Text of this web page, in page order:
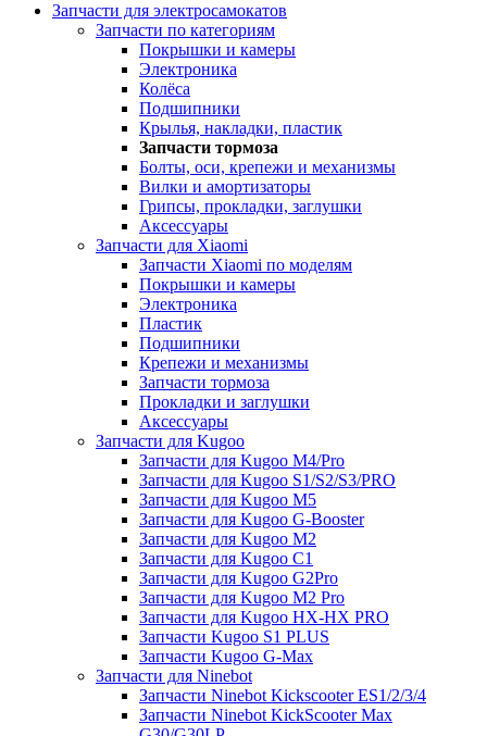
Запчасти для электросамокатов
Запчасти по категориям
Покрышки и камеры
Электроника
Колёса
Подшипники
Крылья, накладки, пластик
Запчасти тормоза
Болты, оси, крепежи и механизмы
Вилки и амортизаторы
Грипсы, прокладки, заглушки
Аксессуары
Запчасти для Xiaomi
Запчасти Xiaomi по моделям
Покрышки и камеры
Электроника
Пластик
Подшипники
Крепежи и механизмы
Запчасти тормоза
Прокладки и заглушки
Аксессуары
Запчасти для Kugoo
Запчасти для Kugoo M4/Pro
Запчасти для Kugoo S1/S2/S3/PRO
Запчасти для Kugoo M5
Запчасти для Kugoo G-Booster
Запчасти для Kugoo M2
Запчасти для Kugoo C1
Запчасти для Kugoo G2Pro
Запчасти для Kugoo M2 Pro
Запчасти для Kugoo HX-HX PRO
Запчасти Kugoo S1 PLUS
Запчасти Kugoo G-Max
Запчасти для Ninebot
Запчасти Ninebot Kickscooter ES1/2/3/4
Запчасти Ninebot KickScooter Max